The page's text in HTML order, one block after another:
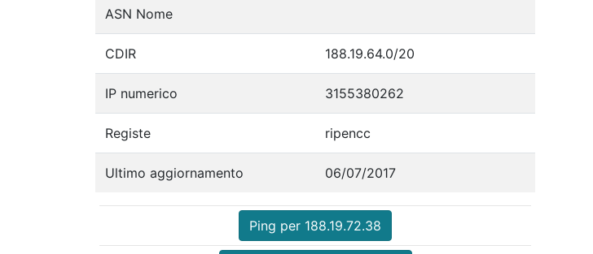
ASN Nome
CDIR 188.19.64.0/20
IP numerico 3155380262
Registe ripencc
Ultimo aggiornamento 06/07/2017
Ping per 188.19.72.38